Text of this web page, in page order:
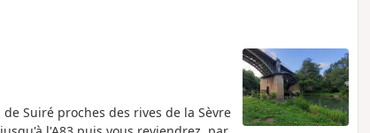
Suiré proches des rives de la Sèvre